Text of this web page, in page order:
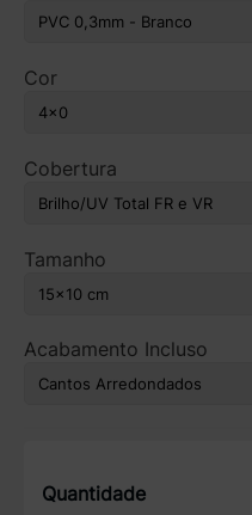
Cor
Cobertura
Tamanho
Acabamento Incluso
Quantidade